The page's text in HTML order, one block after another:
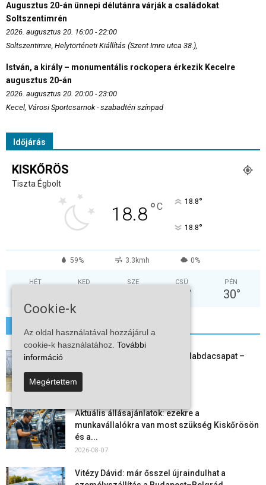
Augusztus 20-án ünnepi délutánra várják a családokat
Soltszentimrén
2026. augusztus 20. 16:00 - 22:00
Soltszentimre, Helytörténeti Kiállítás (Szent Imre utca 38.),
István, a király – monumentális rockopera érkezik Kecelre
augusztus 20-án
2026. augusztus 20. 20:00 - 23:00
Kecel, Városi Sportcsarnok - szabadtéri színpad
Időjárás
KISKŐRÖS
Tiszta Égbolt
18.8°C 18.8°
18.8°
59% 3.3kmh 0%
HÉT KED SZE CSÜ
°
PÉN
30°
Megszűnt a kiskőrösi női kézilabdacsapat –
2026-08-08
Aktuális állásajánlatok: ezekre a
munkavállalókra van most szükség Kiskőrösön
és a...
2026-08-07
Vitézy Dávid: már ősszel újraindulhat a
Cookie-k
Az oldal használatával hozzájárul a
cookie-k használatához. További
információ
Megértettem